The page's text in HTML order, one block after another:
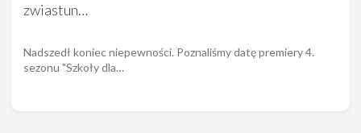
zwiastun…
Nadszedł koniec niepewności. Poznaliśmy datę premiery 4.
sezonu "Szkoły dla…